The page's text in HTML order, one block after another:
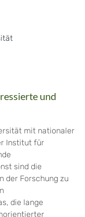
und
mit nationaler
Institut für
sind die
der Forschung zu
die lange